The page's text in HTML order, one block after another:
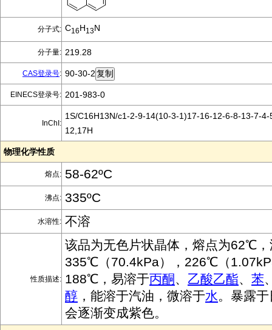
分子式: C16H13N
分子量: 219.28
CAS登录号: 90-30-2
EINECS登录号: 201-983-0
InChI:
1S/C16H13N/c1-2-9-14(10-3-1)17-16-12-6-8-13-7-
12,17H
物理化学性质
熔点: 58-62ºC
沸点: 335ºC
水溶性: 不溶
性质描述:
该品为无色片状晶体，熔点为62℃，
335℃（70.4kPa），226℃（
188℃，易溶于丙酮、 乙酸乙酯、 苯
醇 ，能溶于汽油，微溶于水。暴露
会逐渐变成紫色。